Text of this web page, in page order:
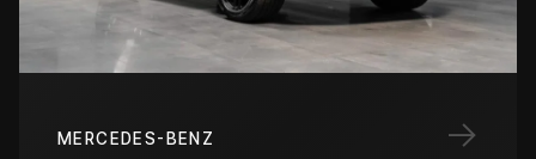
→
MERCEDES-BENZ